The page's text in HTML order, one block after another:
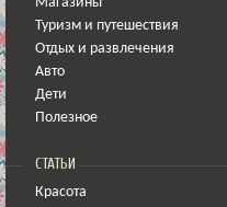
Туризм и путешествия
Отдых и развлечения
Авто
Дети
Полезное
СТАТЬИ
Красота